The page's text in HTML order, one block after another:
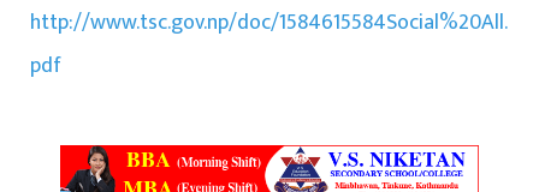
http://www.tsc.gov.np/doc/1584615584Social%20All.
pdf